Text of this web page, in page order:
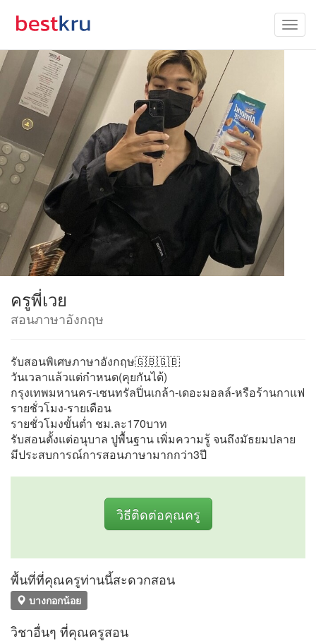
ครูพี่เวย
สอนภาษาอังกฤษ
รับสอนพิเศษภาษาอังกฤษ🇬🇧🇬🇧
วันเวลาแล้วแต่กำหนด(คุยกันได้)
กรุงเทพมหานคร-เซนทรัลปิ่นเกล้า-เดอะมอลล์-หรือร้านกาแฟ
รายชั่วโมง-รายเดือน
รายชั่วโมงขั้นต่ำ ชม.ละ170บาท
รับสอนตั้งแต่อนุบาล ปูพื้นฐาน เพิ่มความรู้ จนถึงมัธยมปลาย
มีประสบการณ์การสอนภาษามากกว่า3ปี
วิธีติดต่อคุณครู
พื้นที่ที่คุณครูท่านนี้สะดวกสอน
บางกอกน้อย
วิชาอื่นๆ ที่คุณครูสอน